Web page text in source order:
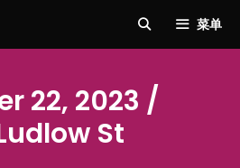
菜单
22, 2023 /
St